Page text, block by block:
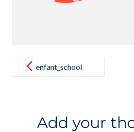
navigationenfant_school
Add your